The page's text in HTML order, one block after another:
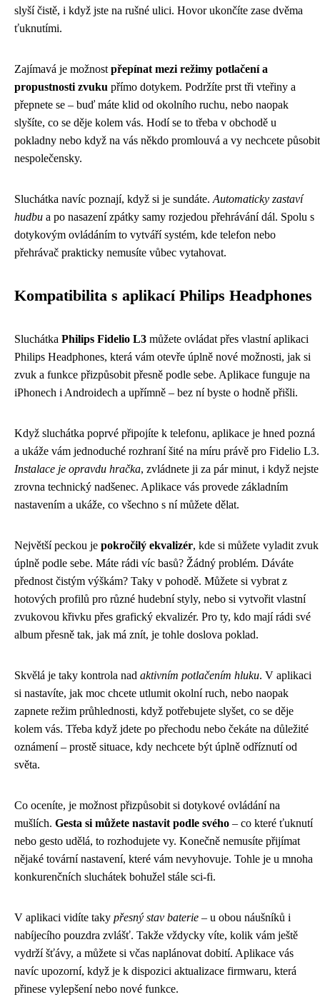
slyší čistě, i když jste na rušné ulici. Hovor ukončíte zase dvěma
ťuknutími.
Zajímavá je možnost přepínat mezi režimy potlačení a
propustnosti zvuku přímo dotykem. Podržíte prst tři vteřiny a
přepnete se – buď máte klid od okolního ruchu, nebo naopak
slyšíte, co se děje kolem vás. Hodí se to třeba v obchodě u
pokladny nebo když na vás někdo promlouvá a vy nechcete působit
nespolečensky.
Sluchátka navíc poznají, když si je sundáte. Automaticky zastaví
hudbu a po nasazení zpátky samy rozjedou přehrávání dál. Spolu s
dotykovým ovládáním to vytváří systém, kde telefon nebo
přehrávač prakticky nemusíte vůbec vytahovat.
Kompatibilita s aplikací Philips Headphones
Sluchátka Philips Fidelio L3 můžete ovládat přes vlastní aplikaci
Philips Headphones, která vám otevře úplně nové možnosti, jak si
zvuk a funkce přizpůsobit přesně podle sebe. Aplikace funguje na
iPhonech i Androidech a upřímně – bez ní byste o hodně přišli.
Když sluchátka poprvé připojíte k telefonu, aplikace je hned pozná
a ukáže vám jednoduché rozhraní šité na míru právě pro Fidelio L3.
Instalace je opravdu hračka, zvládnete ji za pár minut, i když nejste
zrovna technický nadšenec. Aplikace vás provede základním
nastavením a ukáže, co všechno s ní můžete dělat.
Největší peckou je pokročilý ekvalizér, kde si můžete vyladit zvuk
úplně podle sebe. Máte rádi víc basů? Žádný problém. Dáváte
přednost čistým výškám? Taky v pohodě. Můžete si vybrat z
hotových profilů pro různé hudební styly, nebo si vytvořit vlastní
zvukovou křivku přes grafický ekvalizér. Pro ty, kdo mají rádi své
album přesně tak, jak má znít, je tohle doslova poklad.
Skvělá je taky kontrola nad aktivním potlačením hluku. V aplikaci
si nastavíte, jak moc chcete utlumit okolní ruch, nebo naopak
zapnete režim průhlednosti, když potřebujete slyšet, co se děje
kolem vás. Třeba když jdete po přechodu nebo čekáte na důležité
oznámení – prostě situace, kdy nechcete být úplně odříznutí od
světa.
Co oceníte, je možnost přizpůsobit si dotykové ovládání na
mušlích. Gesta si můžete nastavit podle svého – co které ťuknutí
nebo gesto udělá, to rozhodujete vy. Konečně nemusíte přijímat
nějaké tovární nastavení, které vám nevyhovuje. Tohle je u mnoha
konkurenčních sluchátek bohužel stále sci-fi.
V aplikaci vidíte taky přesný stav baterie – u obou náušníků i
nabíjecího pouzdra zvlášť. Takže vždycky víte, kolik vám ještě
vydrží šťávy, a můžete si včas naplánovat dobití. Aplikace vás
navíc upozorní, když je k dispozici aktualizace firmwaru, která
přinese vylepšení nebo nové funkce.